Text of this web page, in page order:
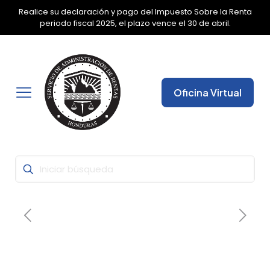
Realice su declaración y pago del Impuesto Sobre la Renta
periodo fiscal 2025, el plazo vence el 30 de abril.
✕
Oficina Virtual